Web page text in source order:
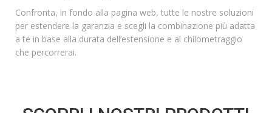
Confronta, in fondo alla pagina web, tutte le nostre soluzioni
per estendere la garanzia e scegli la combinazione più adatta
a te in base alla durata dell’estensione e al chilometraggio
che percorrerai.